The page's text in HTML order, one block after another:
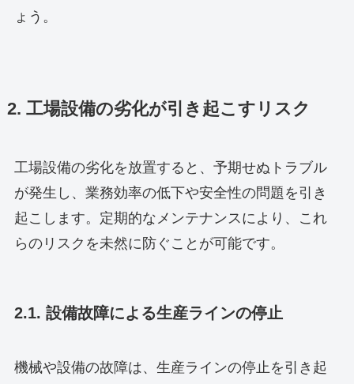
ょう。
2. 工場設備の劣化が引き起こすリスク
工場設備の劣化を放置すると、予期せぬトラブル
が発生し、業務効率の低下や安全性の問題を引き
起こします。定期的なメンテナンスにより、これ
らのリスクを未然に防ぐことが可能です。
2.1. 設備故障による生産ラインの停止
機械や設備の故障は、生産ラインの停止を引き起